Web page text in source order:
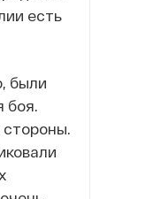
есть
были
боя.